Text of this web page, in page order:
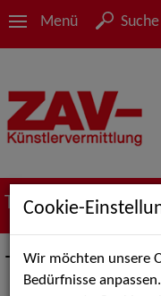
Menü Suche
Termine
Termine
Cookie-
Wir möchten unsere
Bedürfnisse